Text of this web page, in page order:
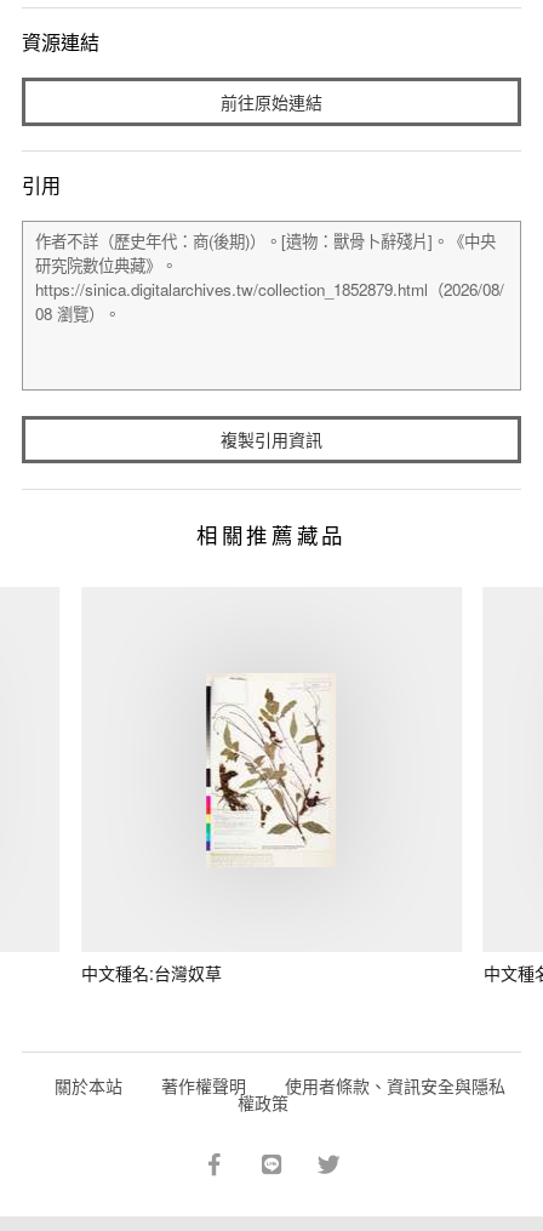
資源連結
前往原始連結
引用
複製引用資訊
相關推薦藏品
中文種名:台灣奴草 中文種
關於本站 著作權聲明 使用者條款、資訊安全與隱私
權政策